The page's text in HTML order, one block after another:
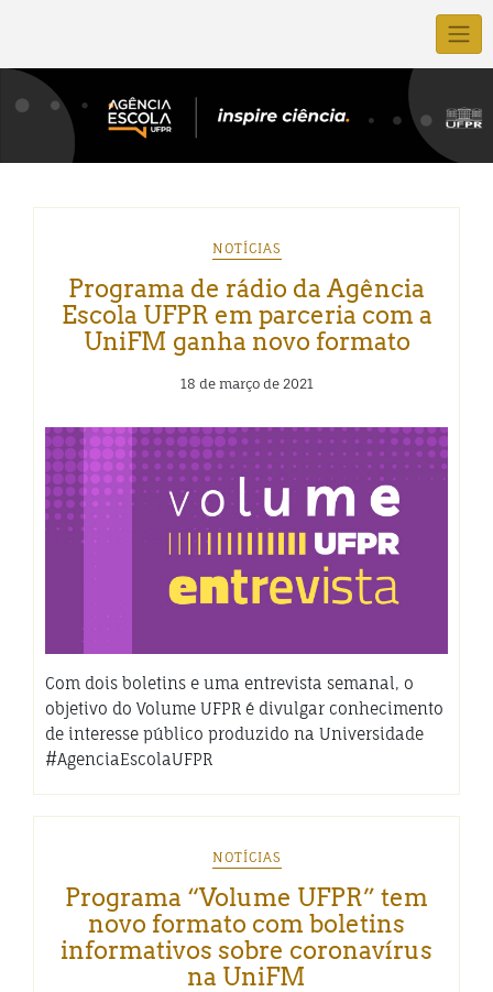
NOTÍCIAS
Programa de rádio da Agência
Escola UFPR em parceria com a
UniFM ganha novo formato
18 de março de 2021
Com dois boletins e uma entrevista semanal, o
objetivo do Volume UFPR é divulgar conhecimento
de interesse público produzido na Universidade
#AgenciaEscolaUFPR
NOTÍCIAS
Programa “Volume UFPR” tem
novo formato com boletins
informativos sobre coronavírus
na UniFM